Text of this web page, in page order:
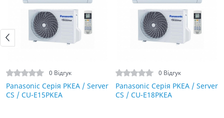
0 Відгук
Panasonic Серія PKEA / Server
CS / CU-E15PKEA
0 Відгук
Panasonic Серія PKEA / Server
CS / CU-E18PKEA